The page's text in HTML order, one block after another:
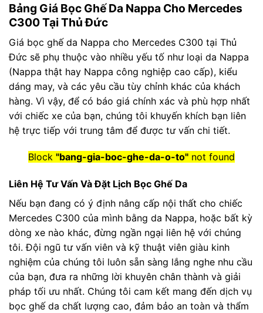
Bảng Giá Bọc Ghế Da Nappa Cho Mercedes
C300 Tại Thủ Đức
Giá bọc ghế da Nappa cho Mercedes C300 tại Thủ
Đức sẽ phụ thuộc vào nhiều yếu tố như loại da Nappa
(Nappa thật hay Nappa công nghiệp cao cấp), kiểu
dáng may, và các yêu cầu tùy chỉnh khác của khách
hàng. Vì vậy, để có báo giá chính xác và phù hợp nhất
với chiếc xe của bạn, chúng tôi khuyến khích bạn liên
hệ trực tiếp với trung tâm để được tư vấn chi tiết.
Block "bang-gia-boc-ghe-da-o-to" not found
Liên Hệ Tư Vấn Và Đặt Lịch Bọc Ghế Da
Nếu bạn đang có ý định nâng cấp nội thất cho chiếc
Mercedes C300 của mình bằng da Nappa, hoặc bất kỳ
dòng xe nào khác, đừng ngần ngại liên hệ với chúng
tôi. Đội ngũ tư vấn viên và kỹ thuật viên giàu kinh
nghiệm của chúng tôi luôn sẵn sàng lắng nghe nhu cầu
của bạn, đưa ra những lời khuyên chân thành và giải
pháp tối ưu nhất. Chúng tôi cam kết mang đến dịch vụ
bọc ghế da chất lượng cao, đảm bảo an toàn và thẩm